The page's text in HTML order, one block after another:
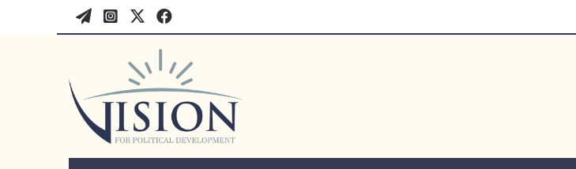
WordPress
instagram-tr
twitter-tr